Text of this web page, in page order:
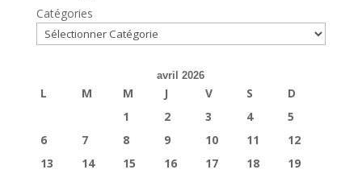
Catégories
avril 2026
L M M J V S
D
1
2 3 4
5
6
7 8 9 10 11
12
13
14 15 16 17 18
19